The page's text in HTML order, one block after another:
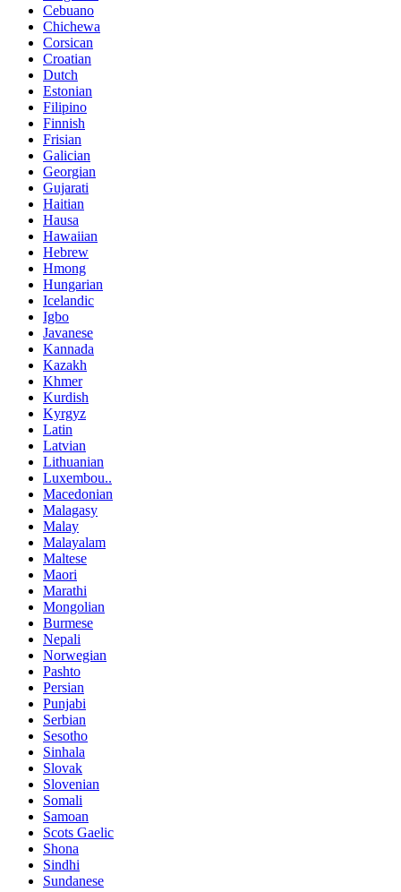
Cebuano
Chichewa
Corsican
Croatian
Dutch
Estonian
Filipino
Finnish
Frisian
Galician
Georgian
Gujarati
Haitian
Hausa
Hawaiian
Hebrew
Hmong
Hungarian
Icelandic
Igbo
Javanese
Kannada
Kazakh
Khmer
Kurdish
Kyrgyz
Latin
Latvian
Lithuanian
Luxembou..
Macedonian
Malagasy
Malay
Malayalam
Maltese
Maori
Marathi
Mongolian
Burmese
Nepali
Norwegian
Pashto
Persian
Punjabi
Serbian
Sesotho
Sinhala
Slovak
Slovenian
Somali
Samoan
Scots Gaelic
Shona
Sindhi
Sundanese